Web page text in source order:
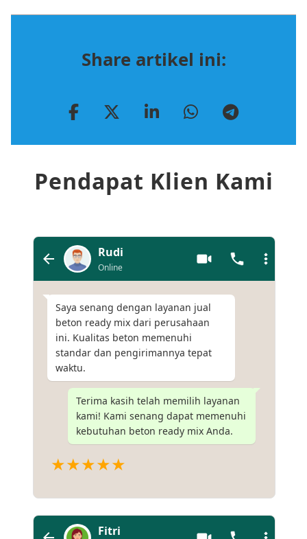
Share artikel ini:
Pendapat Klien Kami
Rudi
Online
Saya senang dengan layanan jual
beton ready mix dari perusahaan
ini. Kualitas beton memenuhi
standar dan pengirimannya tepat
waktu.
Terima kasih telah memilih layanan
kami! Kami senang dapat memenuhi
kebutuhan beton ready mix Anda.
★★★★★
Fitri